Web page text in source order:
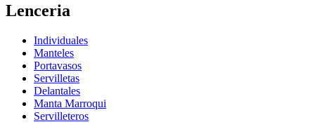
Lenceria
Individuales
Manteles
Portavasos
Servilletas
Delantales
Manta Marroqui
Servilleteros